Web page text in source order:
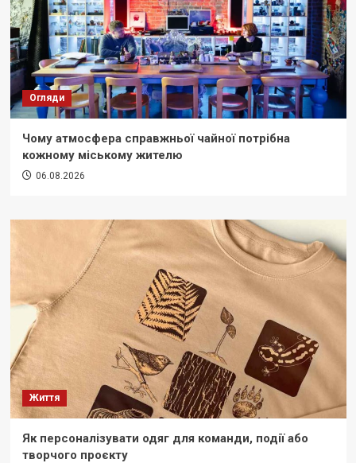
Огляди
Чому атмосфера справжньої чайної потрібна
кожному міському жителю
06.08.2026
Життя
Як персоналізувати одяг для команди, події або
творчого проєкту